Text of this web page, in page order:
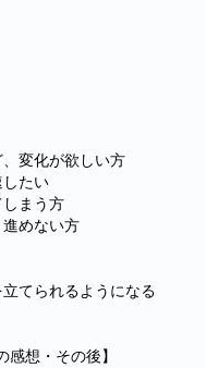
変化が欲しい方
たい
まう方
めない方
てられるようになる
想・その後】